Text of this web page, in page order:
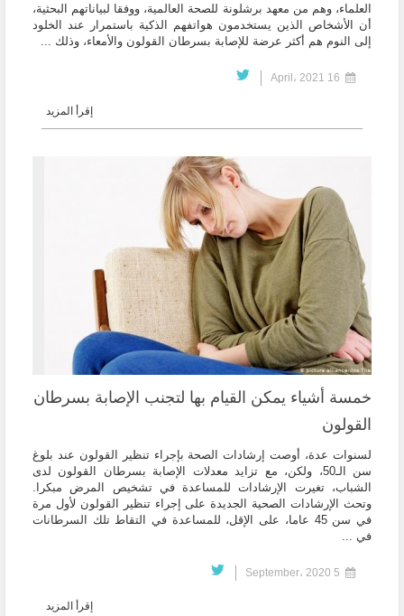
العلماء، وهم من معهد برشلونة للصحة العالمية، ووفقا لبياناتهم البحثية،
أن الأشخاص الذين يستخدمون هواتفهم الذكية باستمرار عند الخلود
إلى النوم هم أكثر عرضة للإصابة بسرطان القولون والأمعاء، وذلك ...
إقرأ المزيد
خمسة أشياء يمكن القيام بها لتجنب الإصابة بسرطان
القولون
لسنوات عدة، أوصت إرشادات الصحة بإجراء تنظير القولون عند بلوغ
سن الـ50، ولكن، مع تزايد معدلات الإصابة بسرطان القولون لدى
الشباب، تغيرت الإرشادات للمساعدة في تشخيص المرض مبكرا.
وتحث الإرشادات الصحية الجديدة على إجراء تنظير القولون لأول مرة
في سن 45 عاما، على الإقل، للمساعدة في التقاط تلك السرطانات
في ...
إقرأ المزيد